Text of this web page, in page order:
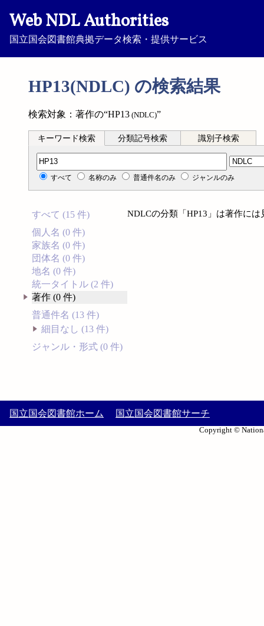
Web NDL Authorities
国立国会図書館典拠データ検索・提供サービス
HP13(NDLC) の検索結果
検索対象：著作の“HP13 (NDLC)”
キーワード検索 分類記号検索 識別子検索
分類記号検索
すべて 名称のみ 普通件名のみ ジャンルのみ
すべて (15 件)
個人名 (0 件)
家族名 (0 件)
団体名 (0 件)
地名 (0 件)
統一タイトル (2 件)
著作 (0 件)
普通件名 (13 件)
細目なし (13 件)
ジャンル・形式 (0 件)
NDLCの分類「HP13」は著作に
国立国会図書館ホーム 国立国会図書館サーチ
Copyright ©